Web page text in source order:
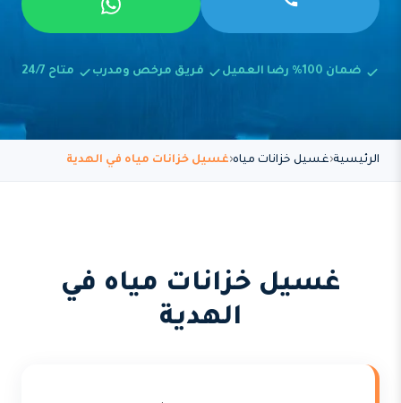
ضمان 100% رضا العميل فريق مرخص ومدرب متاح 24/7
الرئيسية غسيل خزانات مياه غسيل خزانات مياه في الهدية
غسيل خزانات مياه في
الهدية